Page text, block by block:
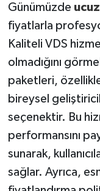
Günümüzde ucuz
fiyatlarla
Kaliteli VDS
olmadığını
paketleri,
bireysel
seçenektir. Bu
performansını
sunarak,
sağlar. Ayrıca,